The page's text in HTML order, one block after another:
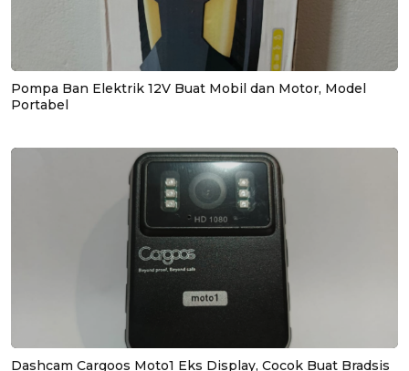
Pompa Ban Elektrik 12V Buat Mobil dan Motor, Model
Portabel
Dashcam Cargoos Moto1 Eks Display, Cocok Buat Bradsis